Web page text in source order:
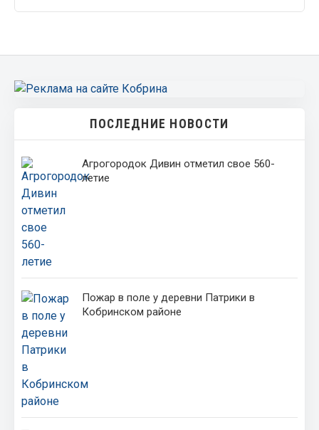
ПОСЛЕДНИЕ НОВОСТИ
Агрогородок Дивин отметил свое 560-
летие
Пожар в поле у деревни Патрики в
Кобринском районе